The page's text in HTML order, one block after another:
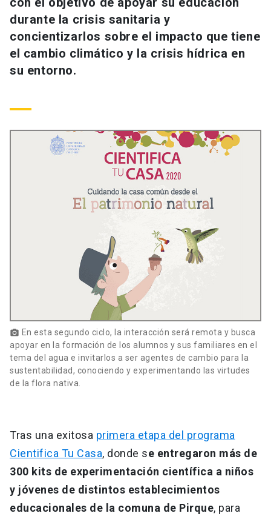
Estudiantes
Académicos
Personal
Padres y familia
launch
ACCESOS DIRECTOS
Admisión launch
Mi Cuenta UC launch
Biblioteca launch
durante la crisis sanitaria y
concientizarlos sobre el impacto que tiene
el cambio climático y la crisis hídrica en
su entorno.
photo_camera En esta segundo ciclo, la interacción será remota y busca
apoyar en la formación de los alumnos y sus familiares en el
tema del agua e invitarlos a ser agentes de cambio para la
sustentabilidad, conociendo y experimentando las virtudes
de la flora nativa.
Tras una exitosa primera etapa del programa
Cientifica Tu Casa, donde se entregaron más de
300 kits de experimentación científica a niños
y jóvenes de distintos establecimientos
educacionales de la comuna de Pirque, para